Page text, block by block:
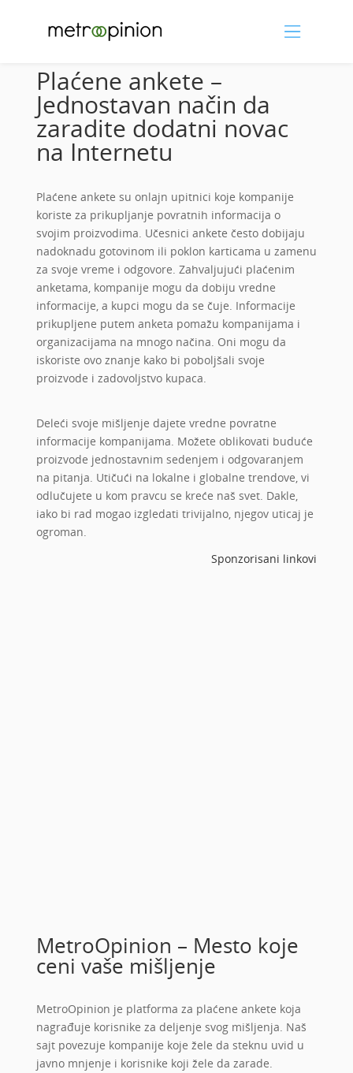
Plaćene ankete –
Jednostavan način da
zaradite dodatni novac
na Internetu
Plaćene ankete su onlajn upitnici koje kompanije
koriste za prikupljanje povratnih informacija o
svojim proizvodima. Učesnici ankete često dobijaju
nadoknadu gotovinom ili poklon karticama u zamenu
za svoje vreme i odgovore. Zahvaljujući plaćenim
anketama, kompanije mogu da dobiju vredne
informacije, a kupci mogu da se čuje. Informacije
prikupljene putem anketa pomažu kompanijama i
organizacijama na mnogo načina. Oni mogu da
iskoriste ovo znanje kako bi poboljšali svoje
proizvode i zadovoljstvo kupaca.
Deleći svoje mišljenje dajete vredne povratne
informacije kompanijama. Možete oblikovati buduće
proizvode jednostavnim sedenjem i odgovaranjem
na pitanja. Utičući na lokalne i globalne trendove, vi
odlučujete u kom pravcu se kreće naš svet. Dakle,
iako bi rad mogao izgledati trivijalno, njegov uticaj je
ogroman.
Sponzorisani linkovi
MetroOpinion – Mesto koje
ceni vaše mišljenje
MetroOpinion je platforma za plaćene ankete koja
nagrađuje korisnike za deljenje svog mišljenja. Naš
sajt povezuje kompanije koje žele da steknu uvid u
javno mnjenje i korisnike koji žele da zarade.